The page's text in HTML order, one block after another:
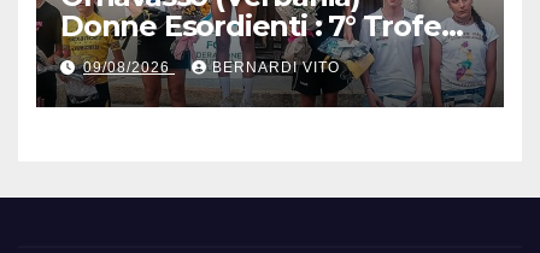
Donne Esordienti : 7° Trofeo
Santuario Madonna del
Boden, Aurora Cerame e
Martina Zavattero le neo
09/08/2026 BERNARDI VITO